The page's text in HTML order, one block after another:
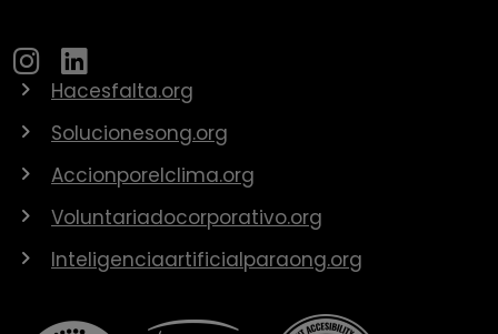
Hacesfalta.org
Solucionesong.org
Accionporelclima.org
Voluntariadocorporativo.org
Inteligenciaartificialparaong.org